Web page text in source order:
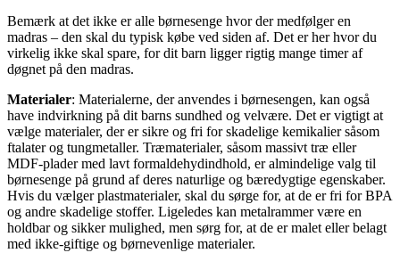
Bemærk at det ikke er alle børnesenge hvor der medfølger en
madras – den skal du typisk købe ved siden af. Det er her hvor du
virkelig ikke skal spare, for dit barn ligger rigtig mange timer af
døgnet på den madras.
Materialer: Materialerne, der anvendes i børnesengen, kan også
have indvirkning på dit barns sundhed og velvære. Det er vigtigt at
vælge materialer, der er sikre og fri for skadelige kemikalier såsom
ftalater og tungmetaller. Træmaterialer, såsom massivt træ eller
MDF-plader med lavt formaldehydindhold, er almindelige valg til
børnesenge på grund af deres naturlige og bæredygtige egenskaber.
Hvis du vælger plastmaterialer, skal du sørge for, at de er fri for BPA
og andre skadelige stoffer. Ligeledes kan metalrammer være en
holdbar og sikker mulighed, men sørg for, at de er malet eller belagt
med ikke-giftige og børnevenlige materialer.